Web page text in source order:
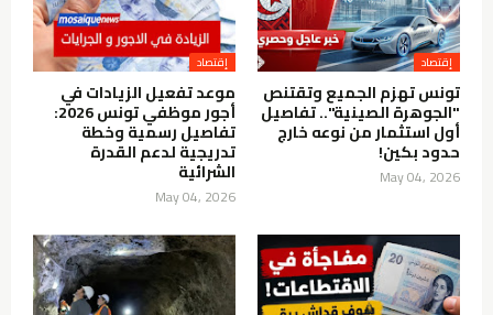
إقتصاد
تونس تهزم الجميع وتقتنص
"الجوهرة الصينية".. تفاصيل
أول استثمار من نوعه خارج
حدود بكين!
May 04, 2026
إقتصاد
موعد تفعيل الزيادات في
أجور موظفي تونس 2026:
تفاصيل رسمية وخطة
تدريجية لدعم القدرة
الشرائية
May 04, 2026